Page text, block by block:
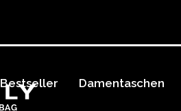
BURKELY
Bestseller Damentaschen